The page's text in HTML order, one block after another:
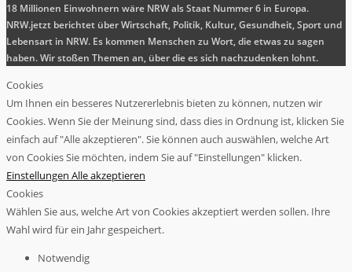
18 Millionen Einwohnern wäre NRW als Staat Nummer 6 in Europa.
NRW.jetzt berichtet über Wirtschaft, Politik, Kultur, Gesundheit, Sport und
Lebensart in NRW. Es kommen Menschen zu Wort, die etwas zu sagen
haben. Wir stoßen Themen an, über die es sich nachzudenken lohnt.
Cookies
Um Ihnen ein besseres Nutzererlebnis bieten zu können, nutzen wir
Cookies. Wenn Sie der Meinung sind, dass dies in Ordnung ist, klicken Sie
einfach auf "Alle akzeptieren". Sie können auch auswählen, welche Art
von Cookies Sie möchten, indem Sie auf "Einstellungen" klicken.
Einstellungen Alle akzeptieren
Cookies
Wählen Sie aus, welche Art von Cookies akzeptiert werden sollen. Ihre
Wahl wird für ein Jahr gespeichert.
Notwendig